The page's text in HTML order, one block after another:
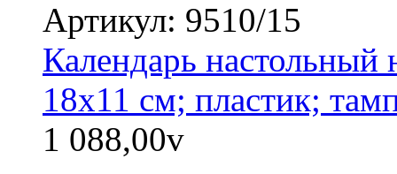
Артикул: 9510/15
Календарь настольный
18х11 см; пластик;
1 088,00v